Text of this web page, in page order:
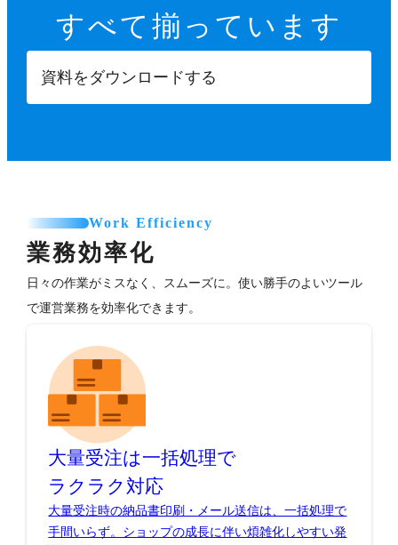
すべて揃っています
資料をダウンロードする
Work Efficiency
業務効率化
日々の作業がミスなく、スムーズに。使い勝手のよいツール
で運営業務を効率化できます。
大量受注は一括処理で
ラクラク対応
大量受注時の納品書印刷・メール送信は、一括処理で
手間いらず。ショップの成長に伴い煩雑化しやすい発